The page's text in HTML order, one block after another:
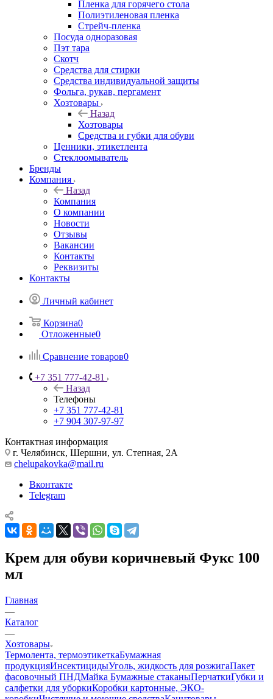
Пленка для горячего стола
Полиэтиленовая пленка
Стрейч-пленка
Посуда одноразовая
Пэт тара
Скотч
Средства для стирки
Средства индивидуальной защиты
Фольга, рукав, пергамент
Хозтовары
Назад
Хозтовары
Средства и губки для обуви
Ценники, этикетлента
Стеклоомыватель
Бренды
Компания
Назад
Компания
О компании
Новости
Отзывы
Вакансии
Контакты
Реквизиты
Контакты
Личный кабинет
Корзина0
Отложенные0
Сравнение товаров0
+7 351 777-42-81
Назад
Телефоны
+7 351 777-42-81
+7 904 307-97-97
Контактная информация
г. Челябинск, Шершни, ул. Степная, 2А
chelupakovka@mail.ru
Вконтакте
Telegram
Крем для обуви коричневый Фукс 100
мл
Главная
—
Каталог
—
Хозтовары
Термолента, термоэтикеткаБумажная
продукцияИнсектицидыУголь, жидкость для розжигаПакет
фасовочный ПНДМайка Бумажные стаканыПерчаткиГубки и
салфетки для уборкиКоробки картонные, ЭКО-